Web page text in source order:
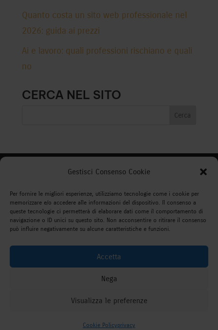
Gestisci Consenso Cookie
Per fornire le migliori esperienze, utilizziamo tecnologie come i cookie per
memorizzare e/o accedere alle informazioni del dispositivo. Il consenso a
queste tecnologie ci permetterà di elaborare dati come il comportamento di
navigazione o ID unici su questo sito. Non acconsentire o ritirare il consenso
può influire negativamente su alcune caratteristiche e funzioni.
Accetta
Nega
Visualizza le preferenze
Cookie Policyprivacy
Quanto costa un sito web professionale nel
2026: guida ai prezzi
Ai e lavoro: quali professioni rischiano e quali
no
CERCA NEL SITO
WEB
Via Montorsoli 3F/3 Genova tel 340 1051954
Mail info@webdo.info
Marketing & Seo Genova |